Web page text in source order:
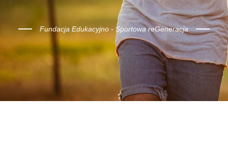
Fundacja Edukacyjno - Sportowa reGeneracja